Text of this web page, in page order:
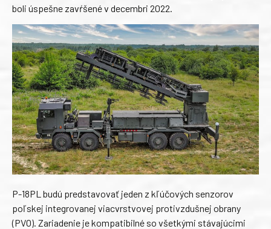
boli úspešne zavŕšené v decembri 2022.
P-18PL budú predstavovať jeden z kľúčových senzorov
poľskej integrovanej viacvrstvovej protivzdušnej obrany
(PVO). Zariadenie je kompatibilné so všetkými stávajúcimi